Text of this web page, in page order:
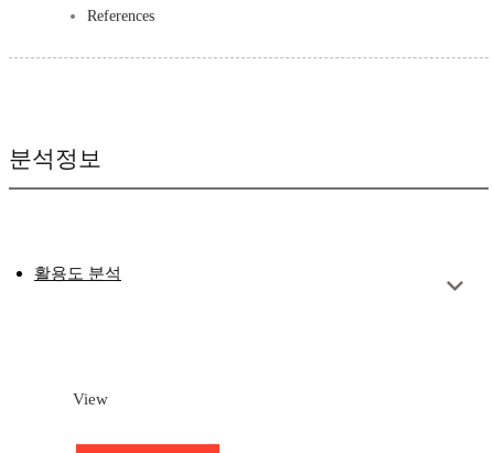
References
분석정보
활용도 분석
View